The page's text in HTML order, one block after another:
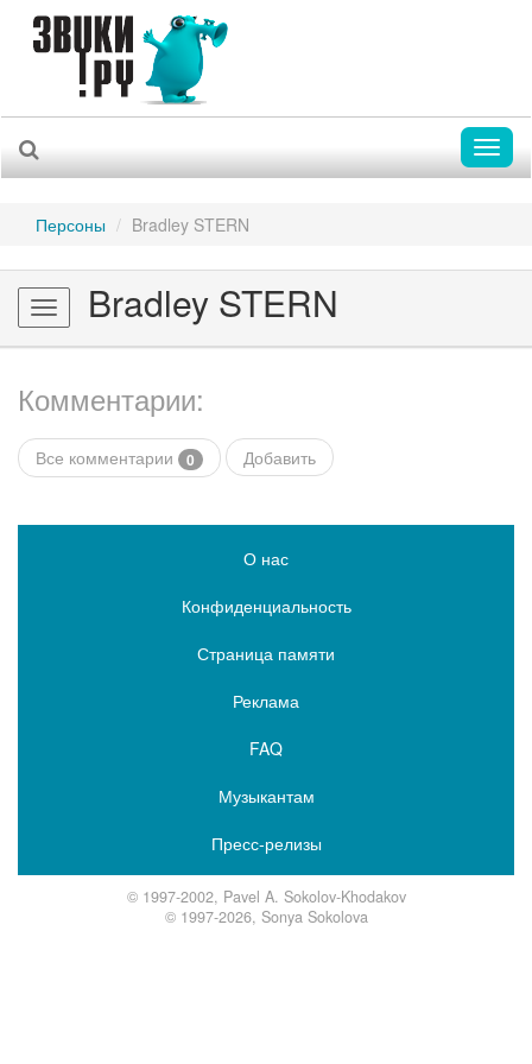
Персоны Bradley STERN
Toggle
navigation
Bradley STERN
Комментарии:
Все комментарии 0 Добавить
О нас
Конфиденциальность
Страница памяти
Реклама
FAQ
Музыкантам
Пресс-релизы
© 1997-2002, Pavel A. Sokolov-Khodakov
© 1997-2026, Sonya Sokolova